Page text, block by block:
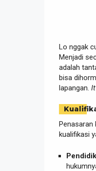
Lo nggak
Menjadi
adalah
bisa
lapangan.
Penasaran
kualifikasi